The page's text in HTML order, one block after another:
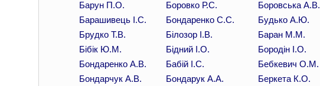
Барун П.О.
Боровко Р.С.
Боровська А.В.
Барашивець І.С.
Бондаренко С.С.
Будько А.Ю.
Брудко Т.В.
Білозор І.В.
Баран М.М.
Бібік Ю.М.
Бідний І.О.
Бородін І.О.
Бондаренко А.В.
Бабій І.С.
Бебкевич О.М.
Бондарчук А.В.
Бондарук А.А.
Беркета К.О.